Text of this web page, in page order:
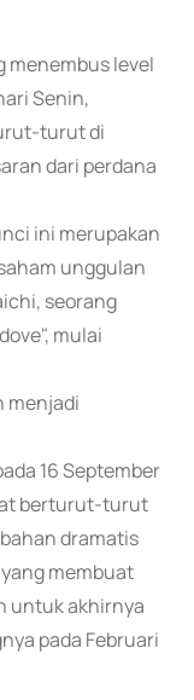
menembus level
Senin,
turut di
dari perdana
ini merupakan
unggulan
seorang
mulai
menjadi
16 September
berturut-turut
dramatis
membuat
untuk akhirnya
pada Februari